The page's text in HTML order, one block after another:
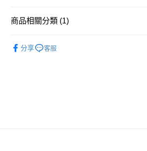
商品相關分類 (1)
分享
客服